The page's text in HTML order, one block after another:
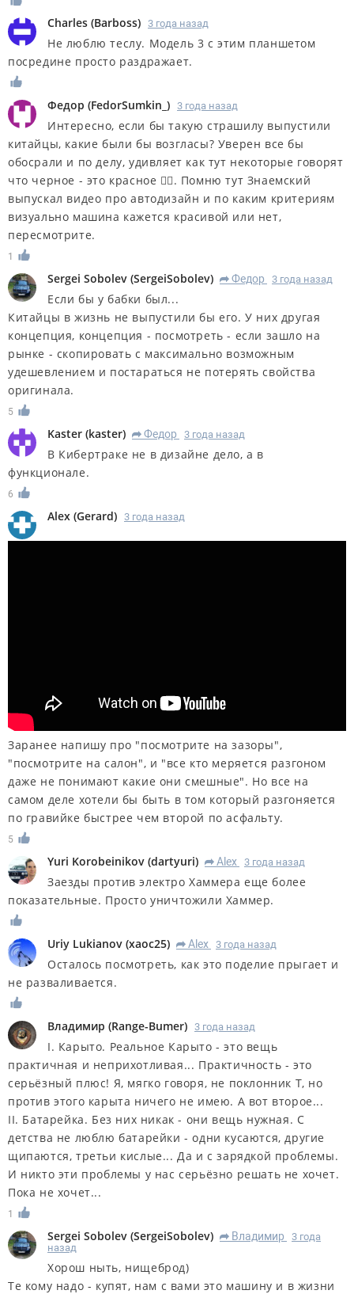
Charles (Barboss) 3 года назад
Не люблю теслу. Модель 3 с этим планшетом
посредине просто раздражает.
Федор (FedorSumkin_ ) 3 года назад
Интересно, если бы такую страшилу выпустили
китайцы, какие были бы возгласы? Уверен все бы
обосрали и по делу, удивляет как тут некоторые говорят
что черное - это красное 🤦‍♂️. Помню тут Знаемский
выпускал видео про автодизайн и по каким критериям
визуально машина кажется красивой или нет,
пересмотрите.
1
Sergei Sobolev (SergeiSobolev) R Федор 3 года назад
Если бы у бабки был...
Китайцы в жизнь не выпустили бы его. У них другая
концепция, концепция - посмотреть - если зашло на
рынке - скопировать с максимально возможным
удешевлением и постараться не потерять свойства
оригинала.
5
Kaster (kaster) R Федор 3 года назад
В Кибертраке не в дизайне дело, а в
функционале.
6
Alex (Gerard) 3 года назад
Заранее напишу про "посмотрите на зазоры",
"посмотрите на салон", и "все кто меряется разгоном
даже не понимают какие они смешные". Но все на
самом деле хотели бы быть в том который разгоняется
по гравийке быстрее чем второй по асфальту.
5
Yuri Korobeinikov (dartyuri) R Alex 3 года назад
Заезды против электро Хаммера еще более
показательные. Просто уничтожили Хаммер.
Uriy Lukianov (xaoc25) R Alex 3 года назад
Осталось посмотреть, как это поделие прыгает и
не разваливается.
Владимир (Range-Bumer) 3 года назад
I. Карыто. Реальное Карыто - это вещь
практичная и неприхотливая... Практичность - это
серьёзный плюс! Я, мягко говоря, не поклонник Т, но
против этого карыта ничего не имею. А вот второе...
II. Батарейка. Без них никак - они вещь нужная. С
детства не люблю батарейки - одни кусаются, другие
щипаются, третьи кислые... Да и с зарядкой проблемы.
И никто эти проблемы у нас серьёзно решать не хочет.
Пока не хочет...
1
Sergei Sobolev (SergeiSobolev) R Владимир
3 года
назад
Хорош ныть, нищеброд)
Те кому надо - купят, нам с вами это машину и в жизни